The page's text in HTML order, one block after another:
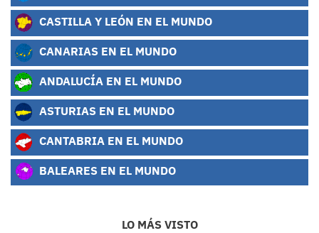
CASTILLA Y LEÓN EN EL MUNDO
CANARIAS EN EL MUNDO
ANDALUCÍA EN EL MUNDO
ASTURIAS EN EL MUNDO
CANTABRIA EN EL MUNDO
BALEARES EN EL MUNDO
LO MÁS VISTO